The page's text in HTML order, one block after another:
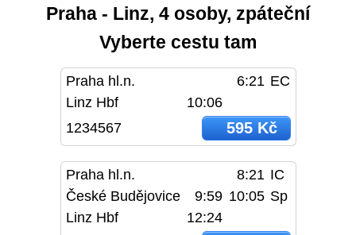
Praha - Linz, 4 osoby, zpáteční
Vyberte cestu tam
Praha hl.n. 6:21 EC
Linz Hbf
10:06
1234567
595 Kč
Praha hl.n. 8:21 IC
České Budějovice
9:59 10:05 Sp
Linz Hbf
12:24